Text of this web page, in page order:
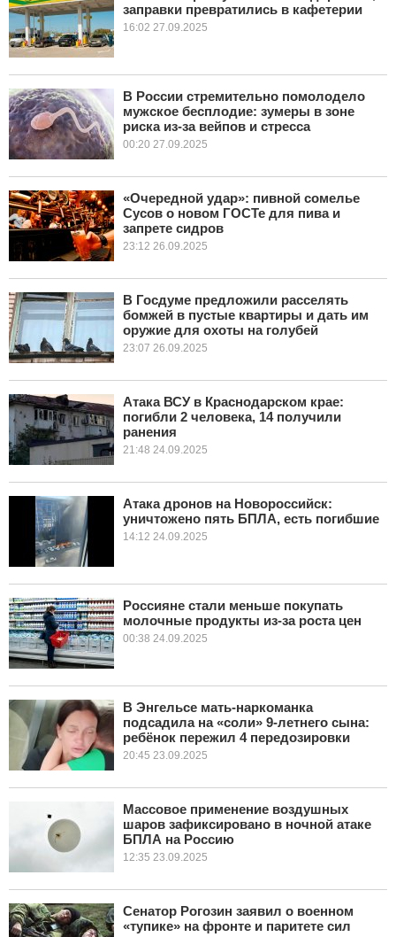
заправки превратились в кафетерии
16:02 27.09.2025
В России стремительно помолодело
мужское бесплодие: зумеры в зоне
риска из-за вейпов и стресса
00:20 27.09.2025
«Очередной удар»: пивной сомелье
Сусов о новом ГОСТе для пива и
запрете сидров
23:12 26.09.2025
В Госдуме предложили расселять
бомжей в пустые квартиры и дать им
оружие для охоты на голубей
23:07 26.09.2025
Атака ВСУ в Краснодарском крае:
погибли 2 человека, 14 получили
ранения
21:48 24.09.2025
Атака дронов на Новороссийск:
уничтожено пять БПЛА, есть погибшие
14:12 24.09.2025
Россияне стали меньше покупать
молочные продукты из-за роста цен
00:38 24.09.2025
В Энгельсе мать-наркоманка
подсадила на «соли» 9-летнего сына:
ребёнок пережил 4 передозировки
20:45 23.09.2025
Массовое применение воздушных
шаров зафиксировано в ночной атаке
БПЛА на Россию
12:35 23.09.2025
Сенатор Рогозин заявил о военном
«тупике» на фронте и паритете сил